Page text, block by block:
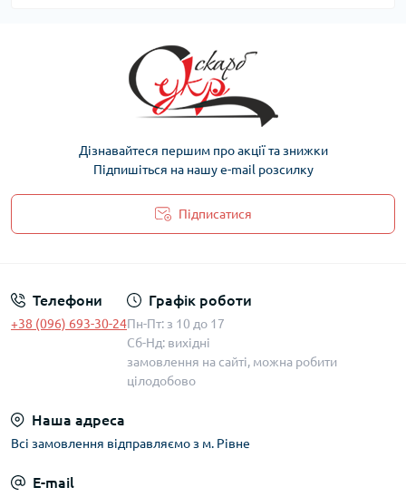
Дізнавайтеся першим про акції та знижки
Підпишіться на нашу e-mail розсилку
Підписатися
Телефони
+38 (096) 693-30-24
Графік роботи
Пн-Пт: з 10 до 17
Сб-Нд: вихідні
замовлення на сайті, можна робити
цілодобово
Наша адреса
Всі замовлення відправляємо з м. Рівне
E-mail